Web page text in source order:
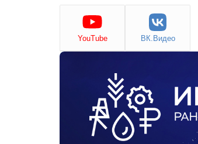
YouTube ВК.Видео